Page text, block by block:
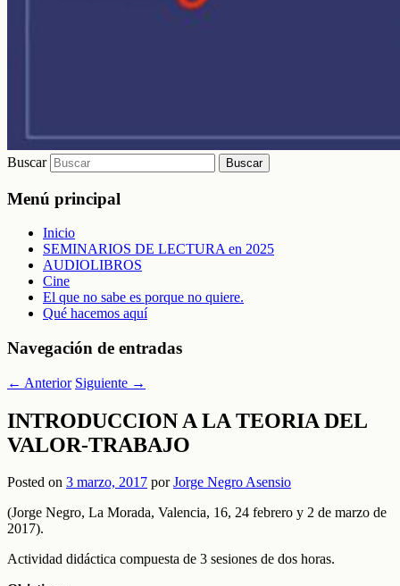
Buscar
Menú principal
Inicio
SEMINARIOS DE LECTURA en 2025
AUDIOLIBROS
Cine
El que no sabe es porque no quiere.
Qué hacemos aquí
Navegación de entradas
← Anterior Siguiente →
INTRODUCCION A LA TEORIA DEL
VALOR-TRABAJO
Posted on 3 marzo, 2017 porJorge Negro Asensio
(Jorge Negro, La Morada, Valencia, 16, 24 febrero y 2 de marzo de
2017).
Actividad didáctica compuesta de 3 sesiones de dos horas.